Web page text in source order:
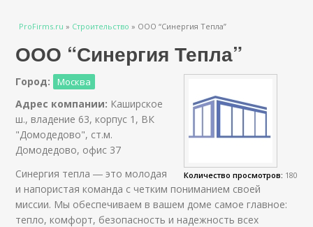
Вы здесь
ProFirms.ru » Строительство » ООО “Синергия Тепла”
ООО “Синергия Тепла”
Количество просмотров: 180
Город: Москва
Адрес компании: Каширское
ш., владение 63, корпус 1, ВК
"Домодедово", ст.м.
Домодедово, офис 37
Синергия тепла ― это молодая
и напористая команда с четким пониманием своей
миссии. Мы обеспечиваем в вашем доме самое главное:
тепло, комфорт, безопасность и надежность всех